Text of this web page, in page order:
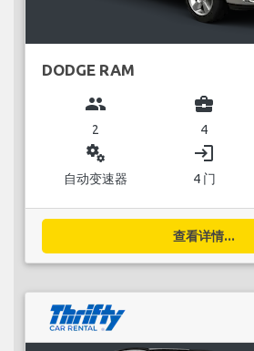
DODGE RAM
group
2
business_center
4
miscellaneous_services
自动变速器
login
4 门
查看详情...